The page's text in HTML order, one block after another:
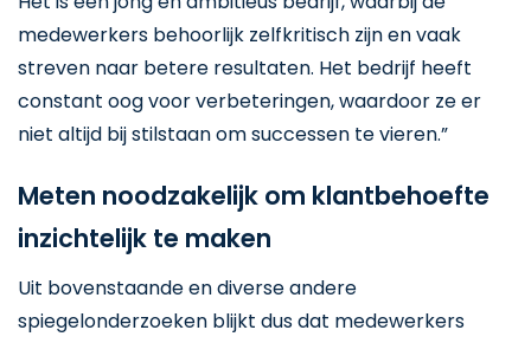
medewerkers behoorlijk zelfkritisch zijn en vaak
streven naar betere resultaten. Het bedrijf heeft
constant oog voor verbeteringen, waardoor ze er
niet altijd bij stilstaan om successen te vieren.”
Meten noodzakelijk om klantbehoefte
inzichtelijk te maken
Uit bovenstaande en diverse andere
spiegelonderzoeken blijkt dus dat medewerkers